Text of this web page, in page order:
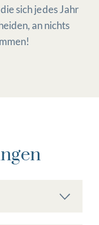
sich jedes Jahr
an nichts